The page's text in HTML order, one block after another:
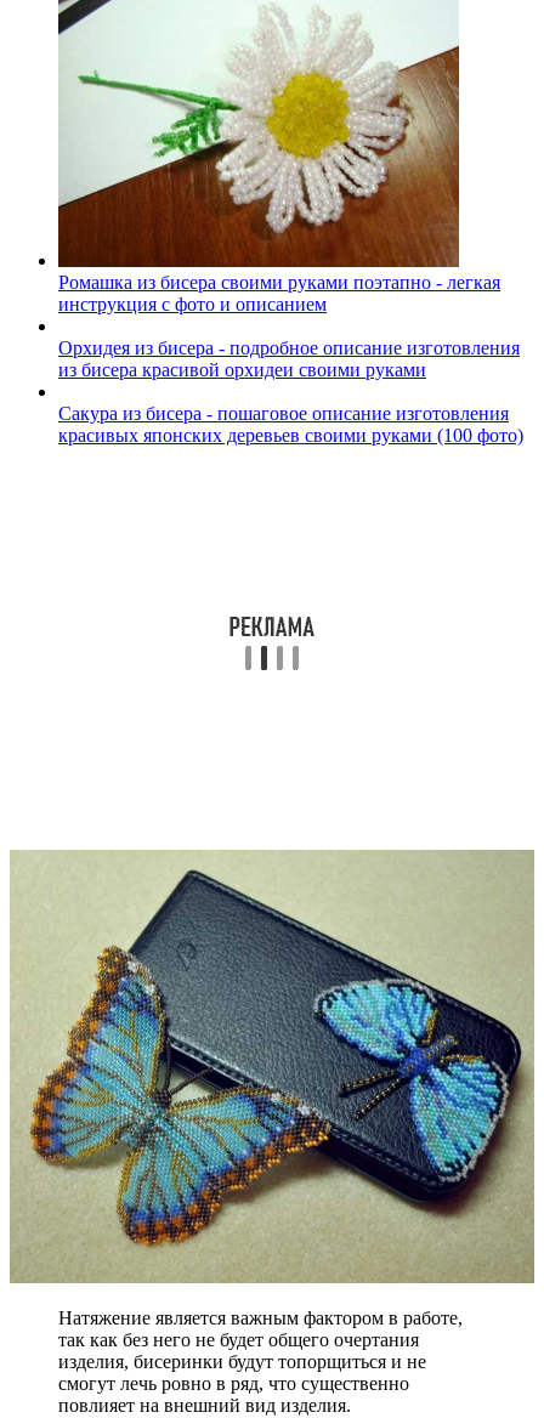
Ромашка из бисера своими руками поэтапно - легкая
инструкция с фото и описанием
Орхидея из бисера - подробное описание изготовления
из бисера красивой орхидеи своими руками
Сакура из бисера - пошаговое описание изготовления
красивых японских деревьев своими руками (100 фото)
Натяжение является важным фактором в работе,
так как без него не будет общего очертания
изделия, бисеринки будут топорщиться и не
смогут лечь ровно в ряд, что существенно
повлияет на внешний вид изделия.